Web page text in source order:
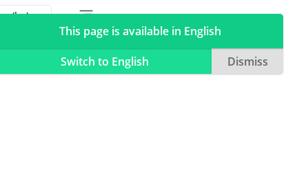
This page is available in English
Switch to English
Dismiss